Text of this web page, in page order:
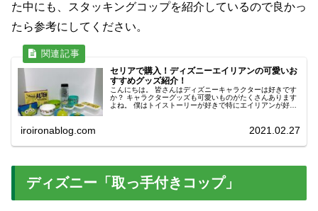
た中にも、スタッキングコップを紹介しているので良かっ
たら参考にしてください。
セリアで購入！ディズニーエイリアンの可愛いお
すすめグッズ紹介！
こんにちは。 皆さんはディズニーキャラクターは好きです
か？ キャラクターグッズも可愛いものがたくさんあります
よね。 僕はトイストーリーが好きで特にエイリアンが好き
iroironablog.com 2021.02.27
ディズニー「取っ手付きコップ」